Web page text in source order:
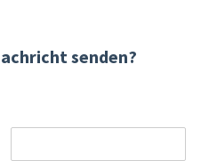
senden?